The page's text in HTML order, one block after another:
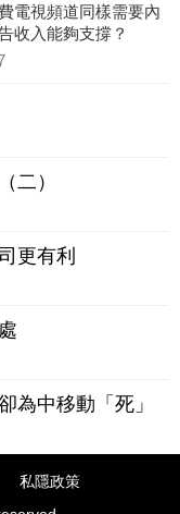
電視頻道同樣需要內
收入能夠支撐？
二）
更有利
為中移動「死」
私隱政策